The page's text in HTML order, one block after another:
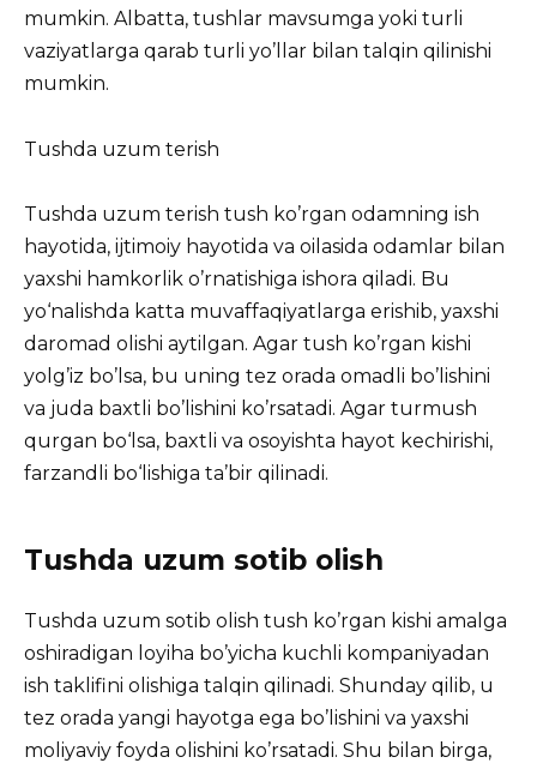
mumkin. Albatta, tushlar mavsumga yoki turli
vaziyatlarga qarab turli yo’llar bilan talqin qilinishi
mumkin.
Tushda uzum terish
Tushda uzum terish tush ko’rgan odamning ish
hayotida, ijtimoiy hayotida va oilasida odamlar bilan
yaxshi hamkorlik o’rnatishiga ishora qiladi. Bu
yo‘nalishda katta muvaffaqiyatlarga erishib, yaxshi
daromad olishi aytilgan. Agar tush ko’rgan kishi
yolg’iz bo’lsa, bu uning tez orada omadli bo’lishini
va juda baxtli bo’lishini ko’rsatadi. Agar turmush
qurgan bo‘lsa, baxtli va osoyishta hayot kechirishi,
farzandli bo‘lishiga ta’bir qilinadi.
Tushda uzum sotib olish
Tushda uzum sotib olish tush ko’rgan kishi amalga
oshiradigan loyiha bo’yicha kuchli kompaniyadan
ish taklifini olishiga talqin qilinadi. Shunday qilib, u
tez orada yangi hayotga ega bo’lishini va yaxshi
moliyaviy foyda olishini ko’rsatadi. Shu bilan birga,